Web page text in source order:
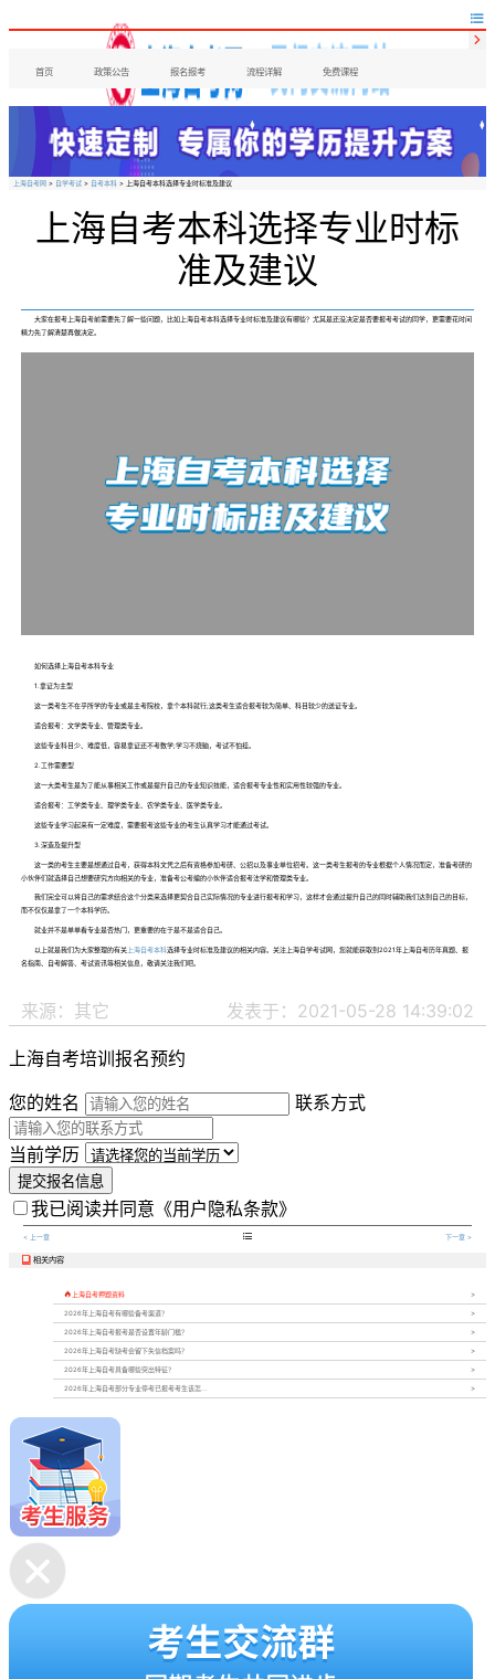

首页 政策公告 报名报考 流程详解 免费课程

上海自考网 > 自学考试 > 自考本科 > 上海自考本科选择专业时标准及建议
上海自考本科选择专业时标
准及建议
大家在报考上海自考前需要先了解一些问题，比如上海自考本科选择专业时标准及建议有哪些？尤其是还没决定是否要报考考试的同学，更需要花时间
精力先了解清楚再做决定。
如何选择上海自考本科专业
1.拿证为主型
这一类考生不在乎所学的专业或是主考院校，拿个本科就行;这类考生适合报考较为简单、科目较少的送证专业。
适合报考：文学类专业、管理类专业。
这些专业科目少、难度低，容易拿证还不考数学;学习不烧脑，考试不怕挂。
2.工作需要型
这一大类考生是为了能从事相关工作或是提升自己的专业知识技能，适合报考专业性和实用性较强的专业。
适合报考：工学类专业、理学类专业、农学类专业、医学类专业。
这些专业学习起来有一定难度，需要报考这些专业的考生认真学习才能通过考试。
3.深造及提升型
这一类的考生主要是想通过自考，获得本科文凭之后有资格参加考研、公招以及事业单位招考。这一类考生报考的专业根据个人情况而定，准备考研的
小伙伴们就选择自己想要研究方向相关的专业，准备考公考编的小伙伴适合报考法学和管理类专业。
我们完全可以将自己的需求结合这个分类来选择更契合自己实际情况的专业进行报考和学习，这样才会通过提升自己的同时辅助我们达到自己的目标，
而不仅仅是拿了一个本科学历。
就业并不是单单看专业是否热门，更重要的在于是不是适合自己。
以上就是我们为大家整理的有关上海自考本科选择专业时标准及建议的相关内容。关注上海自学考试网，您就能获取到2021年上海自考历年真题、报
名指南、自考解答、考试资讯等相关信息，敬请关注我们吧。
来源：其它 发表于：2021-05-28 14:39:02
上海自考培训报名预约
您的姓名
联系方式
当前学历
提交报名信息
我已阅读并同意 《用户隐私条款》
< 上一章  下一章 >
相关内容
 上海自考押题资料
2026年上海自考有哪些备考渠道？
2026年上海自考报考是否设置年龄门槛？
2026年上海自考缺考会留下失信档案吗？
2026年上海自考具备哪些突出特征？
2026年上海自考部分专业停考已报考考生该怎...